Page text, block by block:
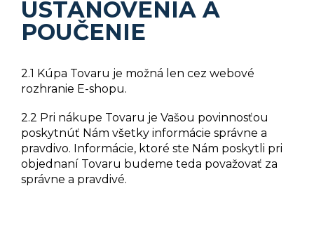
USTANOVENIA A
POUČENIE
2.1 Kúpa Tovaru je možná len cez webové
rozhranie E-shopu.
2.2 Pri nákupe Tovaru je Vašou povinnosťou
poskytnúť Nám všetky informácie správne a
pravdivo. Informácie, ktoré ste Nám poskytli pri
objednaní Tovaru budeme teda považovať za
správne a pravdivé.